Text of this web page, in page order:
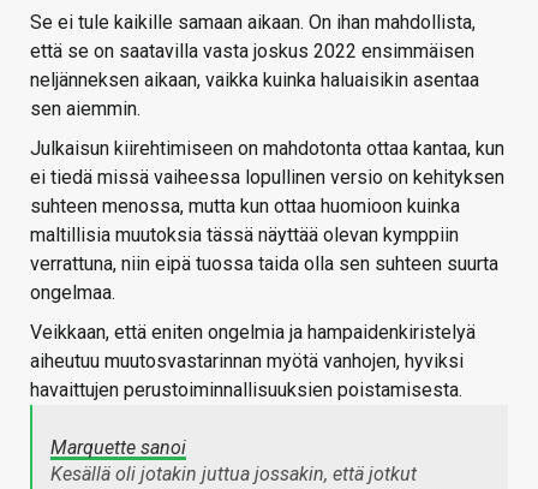
Se ei tule kaikille samaan aikaan. On ihan mahdollista,
että se on saatavilla vasta joskus 2022 ensimmäisen
neljänneksen aikaan, vaikka kuinka haluaisikin asentaa
sen aiemmin.
Julkaisun kiirehtimiseen on mahdotonta ottaa kantaa, kun
ei tiedä missä vaiheessa lopullinen versio on kehityksen
suhteen menossa, mutta kun ottaa huomioon kuinka
maltillisia muutoksia tässä näyttää olevan kymppiin
verrattuna, niin eipä tuossa taida olla sen suhteen suurta
ongelmaa.
Veikkaan, että eniten ongelmia ja hampaidenkiristelyä
aiheutuu muutosvastarinnan myötä vanhojen, hyviksi
havaittujen perustoiminnallisuuksien poistamisesta.
Marquette sanoi
Kesällä oli jotakin juttua jossakin, että jotkut